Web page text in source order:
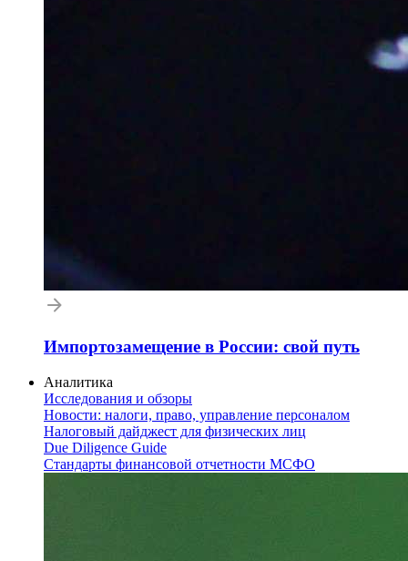
Импортозамещение в России: свой путь
Аналитика
Исследования и обзоры
Новости: налоги, право, управление персоналом
Налоговый дайджест для физических лиц
Due Diligence Guide
Стандарты финансовой отчетности МСФО